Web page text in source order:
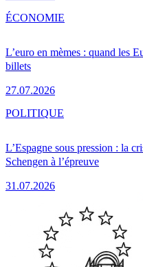
L’euro en mèmes : quand les
billets
27.07.2026
ÉCONOMIE
L’Espagne sous pression : la
Schengen à l’épreuve
31.07.2026
POLITIQUE